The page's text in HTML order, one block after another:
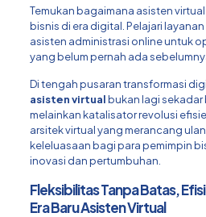
Temukan bagaimana asisten
bisnis di era digital. Pelajari
asisten administrasi online untuk
yang belum pernah ada
Di tengah pusaran transformasi
asisten virtualbukan lagi
melainkan katalisator revolusi
arsitek virtual yang merancang
keleluasaan bagi para pemimpin
inovasi dan pertumbuhan.
Fleksibilitas Tanpa Batas,
Era Baru Asisten Virtual